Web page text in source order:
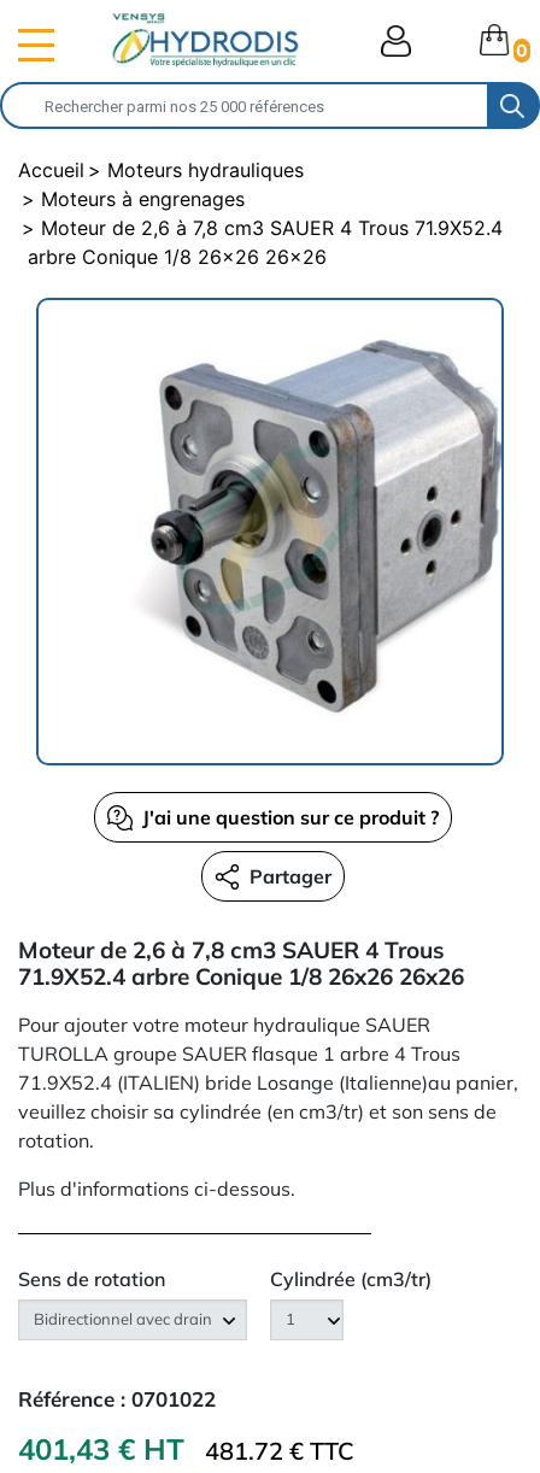
0
Accueil
Moteurs hydrauliques
Moteurs à engrenages
Moteur de 2,6 à 7,8 cm3 SAUER 4 Trous 71.9X52.4
arbre Conique 1/8 26x26 26x26
J'ai une question sur ce produit ?
Partager
Moteur de 2,6 à 7,8 cm3 SAUER 4 Trous
71.9X52.4 arbre Conique 1/8 26x26 26x26
Pour ajouter votre moteur hydraulique SAUER
TUROLLA groupe SAUER flasque 1 arbre 4 Trous
71.9X52.4 (ITALIEN) bride Losange (Italienne)au panier,
veuillez choisir sa cylindrée (en cm3/tr) et son sens de
rotation.
Plus d'informations ci-dessous.
Sens de rotation Cylindrée (cm3/tr)
Référence : 0701022
401,43 € HT 481.72 € TTC